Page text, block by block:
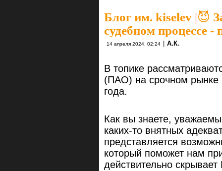
Блог им. kiselev |😈
судебном процессе
14 апреля 2024, 02:24 А.К.
В топике
(ПАО) на срочном рынке
года.
Как вы знаете,
каких-то внятных
представляется
который поможет нам
действительно